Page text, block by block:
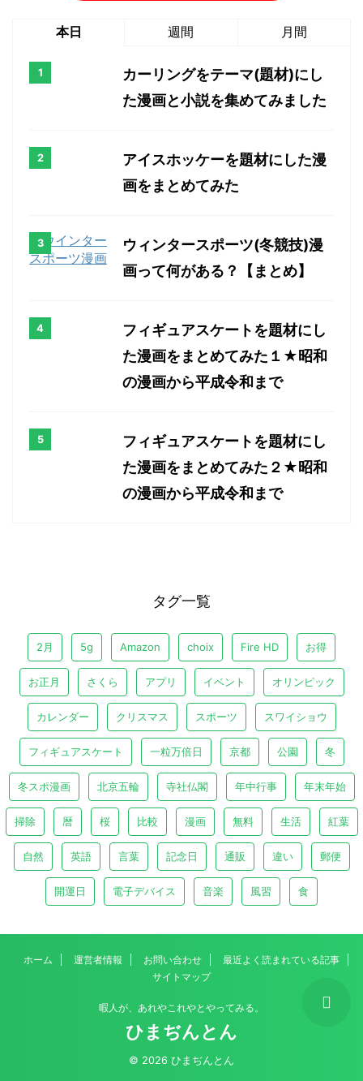
本日 週間 月間
カーリングをテーマ(題材)にし
た漫画と小説を集めてみました
アイスホッケーを題材にした漫
画をまとめてみた
ウィンタースポーツ(冬競技)漫
画って何がある？【まとめ】
フィギュアスケートを題材にし
た漫画をまとめてみた１★昭和
の漫画から平成令和まで
フィギュアスケートを題材にし
た漫画をまとめてみた２★昭和
の漫画から平成令和まで
タグ一覧
2月 5g Amazon choix Fire HD お得
お正月 さくら アプリ イベント オリンピック
カレンダー クリスマス スポーツ スワイショウ
フィギュアスケート 一粒万倍日 京都 公園 冬
冬スポ漫画 北京五輪 寺社仏閣 年中行事 年末年始
掃除 暦 桜 比較 漫画 無料 生活 紅葉
自然 英語 言葉 記念日 通販 違い 郵便
開運日 電子デバイス 音楽 風習 食
ホーム 運営者情報 お問い合わせ
最近よく読まれている記事
サイトマップ
暇人が、あれやこれやとやってみる。
ひまぢんとん
© 2026 ひまぢんとん